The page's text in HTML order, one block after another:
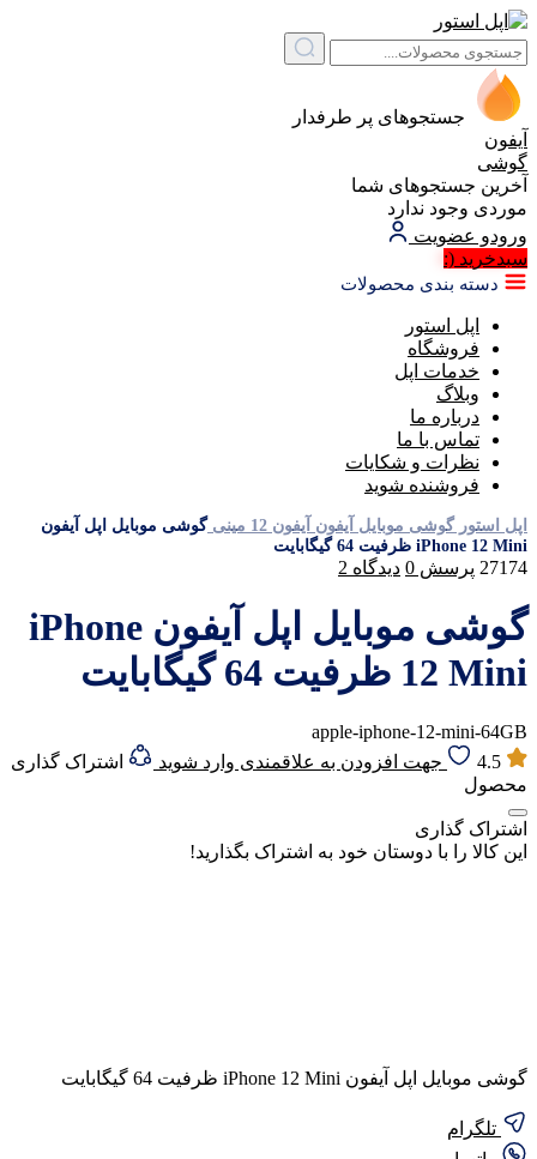
جستجوهای پر طرفدار
آیفون
گوشی
آخرین جستجوهای شما
موردی وجود ندارد
ورودو عضویت
سبد‌خرید (:
دسته بندی محصولات
اپل استور
فروشگاه
خدمات اپل
وبلاگ
درباره ما
تماس با ما
نظرات و شکایات
فروشنده شوید
اپل استور گوشی موبایل آیفون آیفون 12 مینی
گوشی موبایل اپل آیفون
iPhone 12 Mini ظرفیت 64 گیگابایت
27174 پرسش 0 دیدگاه 2
گوشی موبایل اپل آیفون iPhone
12 Mini ظرفیت 64 گیگابایت
apple-iphone-12-mini-64GB
4.5
جهت افزودن به علاقمندی وارد شوید
اشتراک گذاری
محصول
اشتراک گذاری
این کالا را با دوستان خود به اشتراک بگذارید!
گوشی موبایل اپل آیفون iPhone 12 Mini ظرفیت 64 گیگابایت
تلگرام